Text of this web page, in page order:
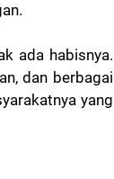
ada habisnya.
dan berbagai
yang